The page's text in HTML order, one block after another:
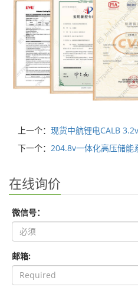
上一个： 现货中航锂电CALB
下一个： 204.8v一体化高压储能
在线询价
微信号：
邮箱: